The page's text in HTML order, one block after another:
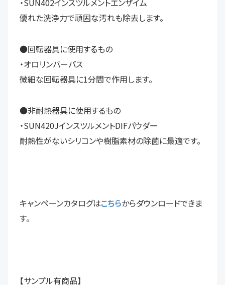
優れた洗浄力で頑固な汚れも除去します。
●回転器具に使用するもの
・オロリンバーバス
微細な回転器具に1分間で作用します。
●非耐熱器具に使用するもの
・SUN420JインスツルメントDIFパウダー
耐熱性がないシリコンや樹脂素材の除菌に最適です。
キャンペーンカタログはこちらからダウンロードできま
す。
【サンプル有商品】